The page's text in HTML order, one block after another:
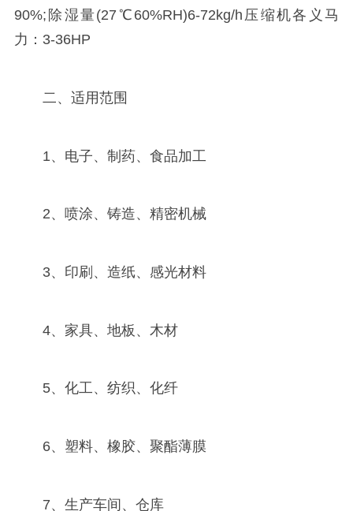
90%;除湿量(27℃60%RH)6-72kg/h压缩机各义马
力：3-36HP
二、适用范围
1、电子、制药、食品加工
2、喷涂、铸造、精密机械
3、印刷、造纸、感光材料
4、家具、地板、木材
5、化工、纺织、化纤
6、塑料、橡胶、聚酯薄膜
7、生产车间、仓库